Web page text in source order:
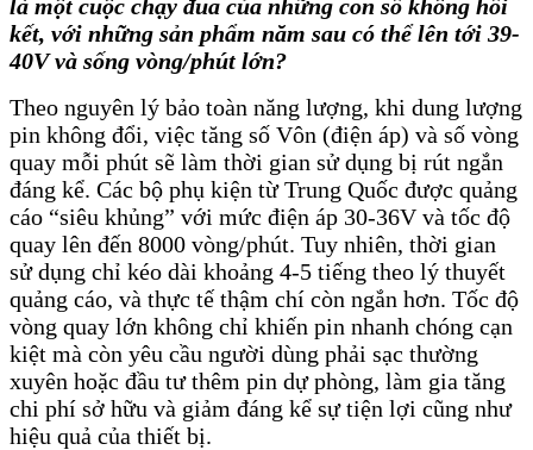
là một cuộc chạy đua của những con số không hồi
kết, với những sản phẩm năm sau có thể lên tới 39-
40V và sống vòng/phút lớn?
Theo nguyên lý bảo toàn năng lượng, khi dung lượng
pin không đổi, việc tăng số Vôn (điện áp) và số vòng
quay mỗi phút sẽ làm thời gian sử dụng bị rút ngắn
đáng kể. Các bộ phụ kiện từ Trung Quốc được quảng
cáo “siêu khủng” với mức điện áp 30-36V và tốc độ
quay lên đến 8000 vòng/phút. Tuy nhiên, thời gian
sử dụng chỉ kéo dài khoảng 4-5 tiếng theo lý thuyết
quảng cáo, và thực tế thậm chí còn ngắn hơn. Tốc độ
vòng quay lớn không chỉ khiến pin nhanh chóng cạn
kiệt mà còn yêu cầu người dùng phải sạc thường
xuyên hoặc đầu tư thêm pin dự phòng, làm gia tăng
chi phí sở hữu và giảm đáng kể sự tiện lợi cũng như
hiệu quả của thiết bị.